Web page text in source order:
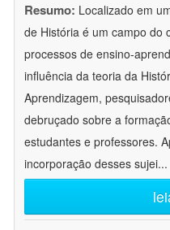
Resumo: Localizado em
de História é um campo do
processos de ensino-
influência da teoria da
Aprendizagem,
debruçado sobre a
estudantes e professores.
incorporação desses sujei...